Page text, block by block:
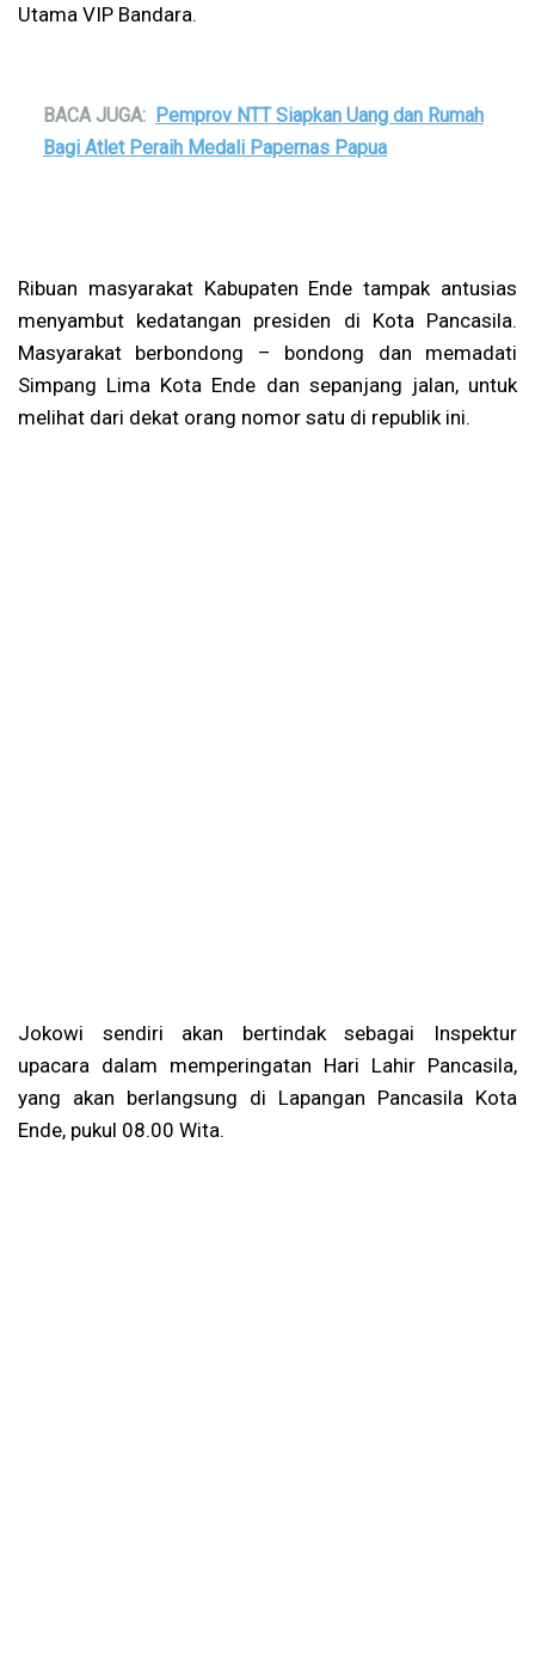
Utama VIP Bandara.
BACA JUGA: Pemprov NTT Siapkan Uang dan Rumah
Bagi Atlet Peraih Medali Papernas Papua
Ribuan masyarakat Kabupaten Ende tampak antusias
menyambut kedatangan presiden di Kota Pancasila.
Masyarakat berbondong – bondong dan memadati
Simpang Lima Kota Ende dan sepanjang jalan, untuk
melihat dari dekat orang nomor satu di republik ini.
Jokowi sendiri akan bertindak sebagai Inspektur
upacara dalam memperingatan Hari Lahir Pancasila,
yang akan berlangsung di Lapangan Pancasila Kota
Ende, pukul 08.00 Wita.